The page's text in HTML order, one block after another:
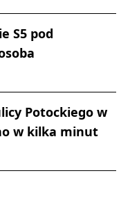
S5 pod
Potockiego w
w kilka minut